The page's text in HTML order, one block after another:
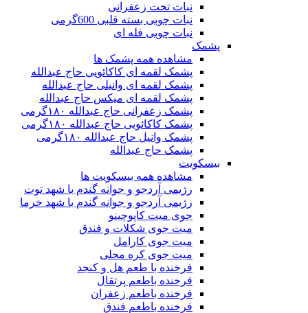
نبات تخت زعفرانی
نبات چوبی بسته قلبی 600گرمی
نبات چوبی فله ای
پشمک
مشاهده همه پشمک ها
پشمک لقمه ای کاکائویی حاج عبدالله
پشمک لقمه ای وانیلی حاج عبدالله
پشمک لقمه ای میکس حاج عبدالله
پشمک زعفرانی حاج عبدالله ۱۸۰گرمی
پشمک کاکائویی حاج عبدالله ۱۸۰گرمی
پشمک وانیل حاج عبدالله ۱۸۰گرمی
پشمک حاج عبدالله
بیسکویت
مشاهده همه بیسکویت ها
رژیمی آردجو و جوانه گندم با شهد توت
رژیمی آردجو و جوانه گندم با شهد خرما
جوی میت کاپوچینو
میت جوی شکلات و فندق
میت جوی کارامل
میت جوی کره محلی
فرخنده با طعم هل و کنجد
فرخنده باطعم پرتقال
فرخنده باطعم زعفران
فرخنده باطعم فندق